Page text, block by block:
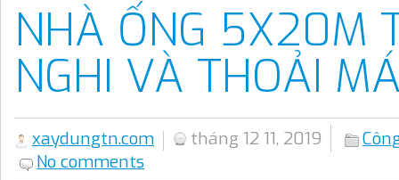
NHÀ ỐNG 5X20M
NGHI VÀ THOẢI
xaydungtn.com tháng 12 11, 2019
No comments